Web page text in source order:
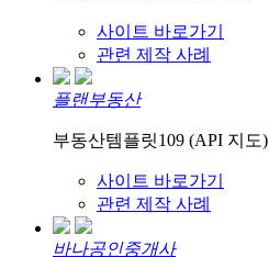
사이트 바로가기
관련 제작 사례
플랜부동산
부동산템플릿109 (API 지도)
사이트 바로가기
관련 제작 사례
바나공인중개사